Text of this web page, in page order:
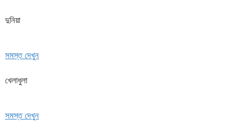
দুনিয়া
সমস্ত দেখুন
খেলাধুলা
সমস্ত দেখুন